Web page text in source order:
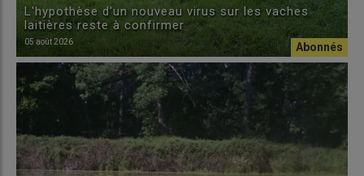
L'hypothèse d'un nouveau virus sur les vaches
laitières reste à confirmer
05 août 2026